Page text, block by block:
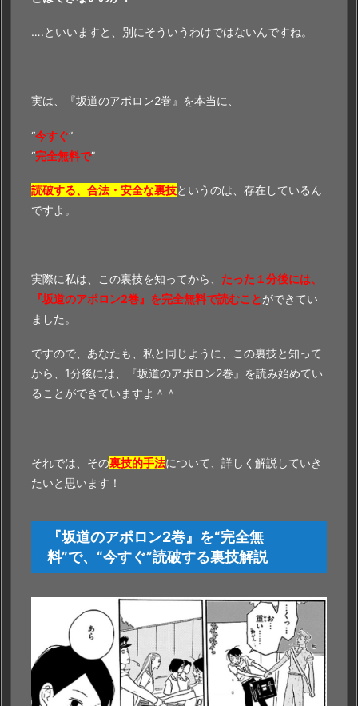
….といいますと、別にそういうわけではないんですね。
実は、『坂道のアポロン2巻』を本当に、
“今すぐ”
“完全無料で”
読破する、合法・安全な裏技というのは、存在しているん
ですよ。
実際に私は、この裏技を知ってから、 たった１分後には、
『坂道のアポロン2巻』を完全無料で読むことができてい
ました。
ですので、あなたも、私と同じように、この裏技と知って
から、1分後には、『坂道のアポロン2巻』を読み始めてい
ることができていますよ＾＾
それでは、その裏技的手法について、詳しく解説していき
たいと思います！
『坂道のアポロン2巻』を“完全無
料”で、“今すぐ”読破する裏技解説